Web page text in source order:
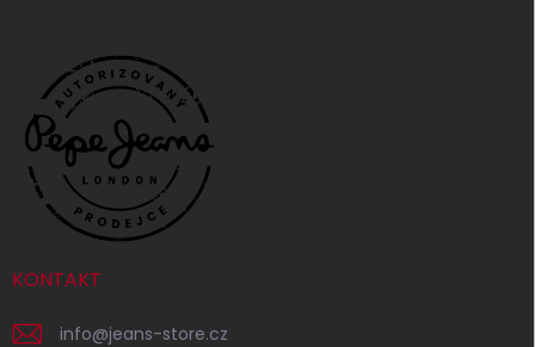
KONTAKT
info@jeans-store.cz